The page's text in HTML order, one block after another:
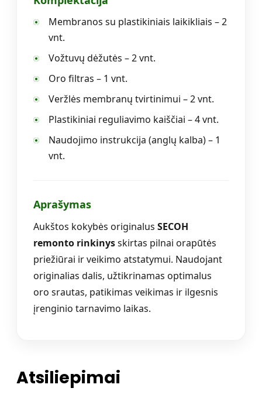
Membranos su plastikiniais laikikliais – 2
vnt.
Vožtuvų dėžutės – 2 vnt.
Oro filtras – 1 vnt.
Veržlės membranų tvirtinimui – 2 vnt.
Plastikiniai reguliavimo kaiščiai – 4 vnt.
Naudojimo instrukcija (anglų kalba) – 1
vnt.
Aprašymas
Aukštos kokybės originalus SECOH
remonto rinkinysskirtas pilnai orapūtės
priežiūrai ir veikimo atstatymui. Naudojant
originalias dalis, užtikrinamas optimalus
oro srautas, patikimas veikimas ir ilgesnis
įrenginio tarnavimo laikas.
Atsiliepimai